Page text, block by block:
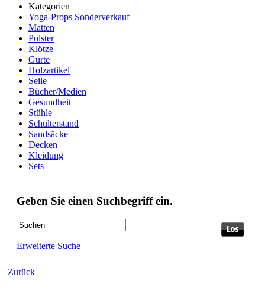
Kategorien
Yoga-Props Sonderverkauf
Matten
Polster
Klötze
Gurte
Holzartikel
Seile
Bücher/Medien
Gesundheit
Stühle
Schulterstand
Sandsäcke
Decken
Kleidung
Sets
Geben Sie einen Suchbegriff ein.
Erweiterte Suche
Zurück